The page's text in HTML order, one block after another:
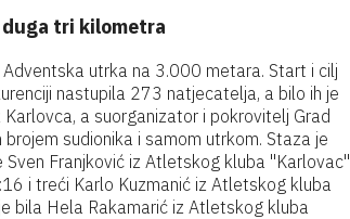
tri kilometra
utrka na 3.000 metara. Start i cilj
nastupila 273 natjecatelja, a bilo ih je
a suorganizator i pokrovitelj Grad
sudionika i samom utrkom. Staza je
Franjković iz Atletskog kluba "Karlovac"
i treći Karlo Kuzmanić iz Atletskog kluba
bila Hela Rakamarić iz Atletskog kluba